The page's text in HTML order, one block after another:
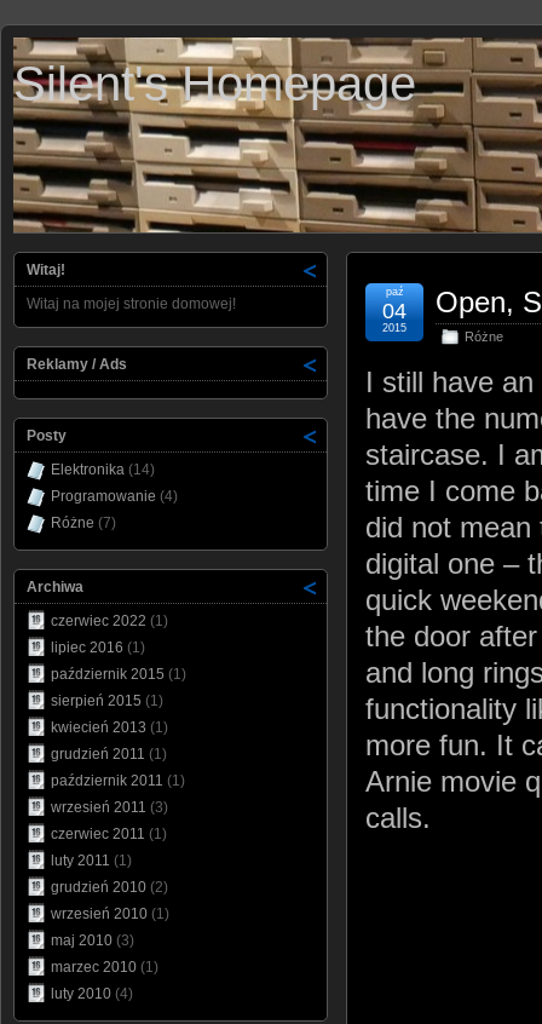
Silent's Homepage
Open,
Różne
paź
04
2015
I still have
have the
staircase. I
time I come
did not mean
digital one –
quick
the door
and long
functionality
more fun. It
Arnie movie
calls.
Witaj!
Witaj na mojej stronie domowej!
Reklamy / Ads
Posty
Elektronika (14)
Programowanie (4)
Różne (7)
Archiwa
czerwiec 2022 (1)
lipiec 2016 (1)
październik 2015 (1)
sierpień 2015 (1)
kwiecień 2013 (1)
grudzień 2011 (1)
październik 2011 (1)
wrzesień 2011 (3)
czerwiec 2011 (1)
luty 2011 (1)
grudzień 2010 (2)
wrzesień 2010 (1)
maj 2010 (3)
marzec 2010 (1)
luty 2010 (4)